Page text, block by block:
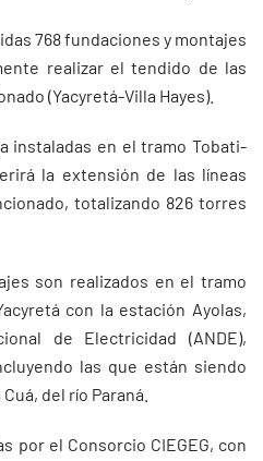
768 fundaciones y montajes
realizar el tendido de las
(Yacyretá-Villa Hayes).
instaladas en el tramo Tobati-
la extensión de las líneas
totalizando 826 torres
son realizados en el tramo
con la estación Ayolas,
de Electricidad (ANDE),
las que están siendo
del río Paraná.
por el Consorcio CIEGEG, con